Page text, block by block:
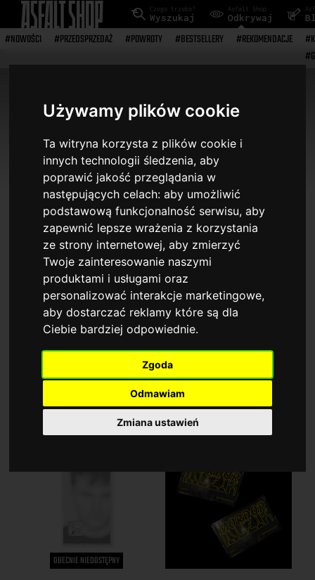
Używamy plików cookie
Ta witryna korzysta z plików cookie i
innych technologii śledzenia, aby
poprawić jakość przeglądania w
następujących celach:aby umożliwić
podstawową funkcjonalność serwisu,aby
zapewnić lepsze wrażenia z korzystania
ze strony internetowej,aby zmierzyć
Twoje zainteresowanie naszymi
produktami i usługami oraz
personalizować interakcje marketingowe,
aby dostarczać reklamy które są dla
Ciebie bardziej odpowiednie.
Zgoda
Odmawiam
Zmiana ustawień
Czego trzeba?
Wyszukaj
Asfalt Shop
Odkrywaj
#NOWOŚCI #PRZEDSPRZEDAŻ #POWROTY #BESTSELLERY #REKOMENDACJE
Filtry wyszukiwania
kaseta | 49,99 PLN kaseta | 49,99 PLN
OBECNIE NIEDOSTĘPNY